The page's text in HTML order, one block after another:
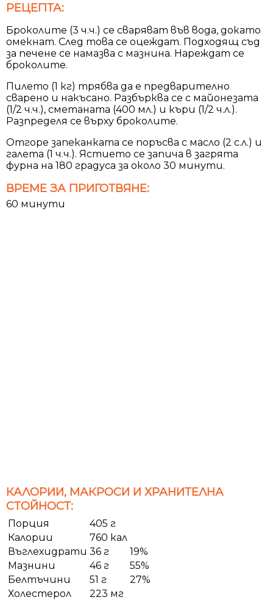
РЕЦЕПТА:
Броколите (3 ч.ч.) се сваряват във вода, докато
омекнат. След това се оцеждат. Подходящ съд
за печене се намазва с мазнина. Нареждат се
броколите.
Пилето (1 кг) трябва да е предварително
сварено и накъсано. Разбърква се с майонезата
(1/2 ч.ч.), сметаната (400 мл.) и къри (1/2 ч.л.).
Разпределя се върху броколите.
Отгоре запеканката се поръсва с масло (2 с.л.) и
галета (1 ч.ч.). Ястието се запича в загрята
фурна на 180 градуса за около 30 минути.
ВРЕМЕ ЗА ПРИГОТВЯНЕ:
60 минути
КАЛОРИИ, МАКРОСИ И ХРАНИТЕЛНА
СТОЙНОСТ:
Порция
405 г
Калории
760 кал
Въглехидрати 36 г
19%
Мазнини
46 г
55%
Белтъчини
51 г
27%
Холестерол
223 мг